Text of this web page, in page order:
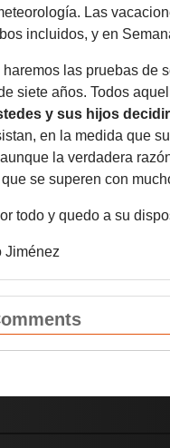
Las
incluidos, y en
haremos las pruebas de
siete años. Todos
y sus hijos
en la medida que
la verdadera
se superen con
todo y quedo a su
Jiménez